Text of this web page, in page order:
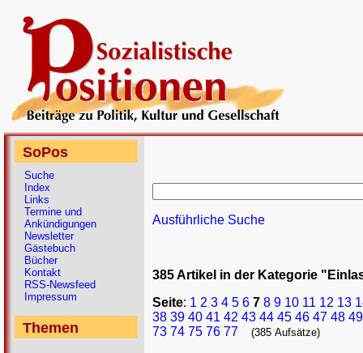
Ausführliche Suche
385 Artikel in der Kategorie
Seite: 1 2 3 4 5 6 7 8 9 10 11 12 13
38 39 40 41 42 43 44 45 46 47 48 49
73 74 75 76 77 (385 Aufsätze)
SoPos
Suche
Index
Links
Termine und
Ankündigungen
Newsletter
Gästebuch
Bücher
Kontakt
RSS-Newsfeed
Impressum
Themen